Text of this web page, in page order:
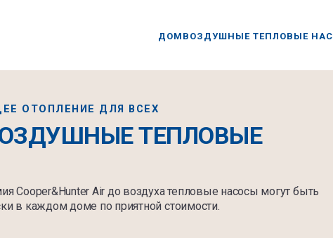
ДОМ ВОЗДУШНЫЕ ТЕПЛОВЫЕ
ОТОПЛЕНИЕ ДЛЯ ВСЕХ
ТЕПЛОВЫЕ
Cooper&Hunter Air до воздуха тепловые насосы могут быть
в каждом доме по приятной стоимости.